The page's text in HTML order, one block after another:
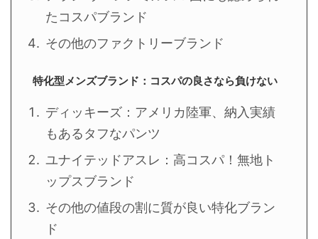
たコスパブランド
その他のファクトリーブランド
特化型メンズブランド：コスパの良さなら負けない
ディッキーズ：アメリカ陸軍、納入実績
もあるタフなパンツ
ユナイテッドアスレ：高コスパ！無地ト
ップスブランド
その他の値段の割に質が良い特化ブラン
ド